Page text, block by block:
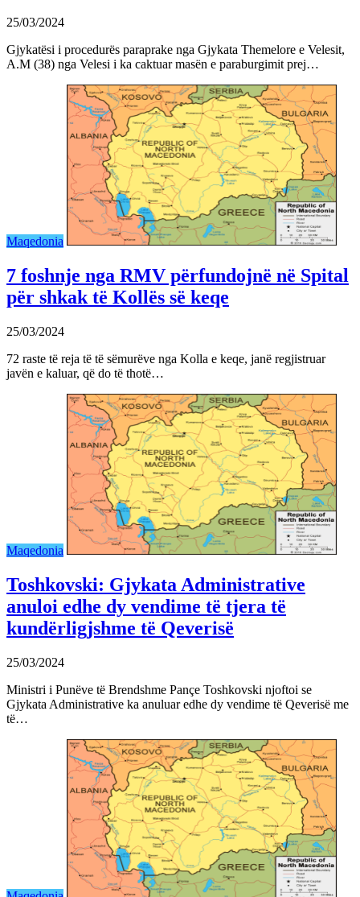
25/03/2024
Gjykatësi i procedurës paraprake nga Gjykata Themelore e Velesit,
A.M (38) nga Velesi i ka caktuar masën e paraburgimit prej…
Maqedonia
7 foshnje nga RMV përfundojnë në Spital
për shkak të Kollës së keqe
25/03/2024
72 raste të reja të të sëmurëve nga Kolla e keqe, janë regjistruar
javën e kaluar, që do të thotë…
Maqedonia
Toshkovski: Gjykata Administrative
anuloi edhe dy vendime të tjera të
kundërligjshme të Qeverisë
25/03/2024
Ministri i Punëve të Brendshme Pançe Toshkovski njoftoi se
Gjykata Administrative ka anuluar edhe dy vendime të Qeverisë me
të…